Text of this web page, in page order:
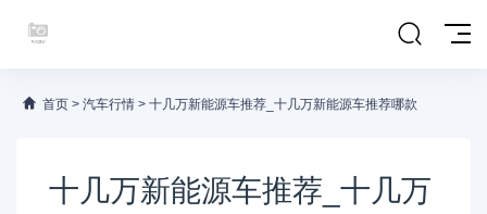
首页 > 汽车行情 > 十几万新能源车推荐_十几万新能源车推荐哪款
十几万新能源车推荐_十几万